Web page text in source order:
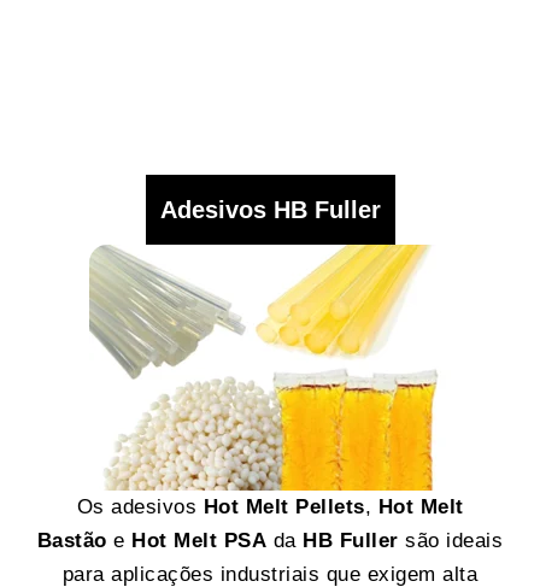
Adesivos HB Fuller
Os adesivos Hot Melt Pellets, Hot Melt
Bastão e Hot Melt PSA da HB Fuller são ideais
para aplicações industriais que exigem alta